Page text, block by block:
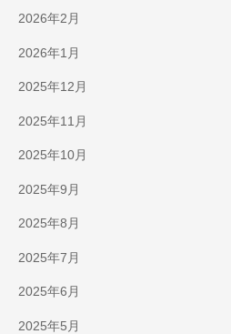
2026年2月
2026年1月
2025年12月
2025年11月
2025年10月
2025年9月
2025年8月
2025年7月
2025年6月
2025年5月